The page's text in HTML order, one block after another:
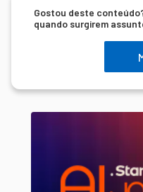
Gostou deste
quando surgirem